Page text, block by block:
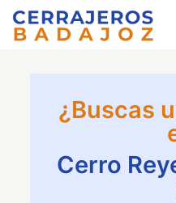
¿Buscas
Cerro